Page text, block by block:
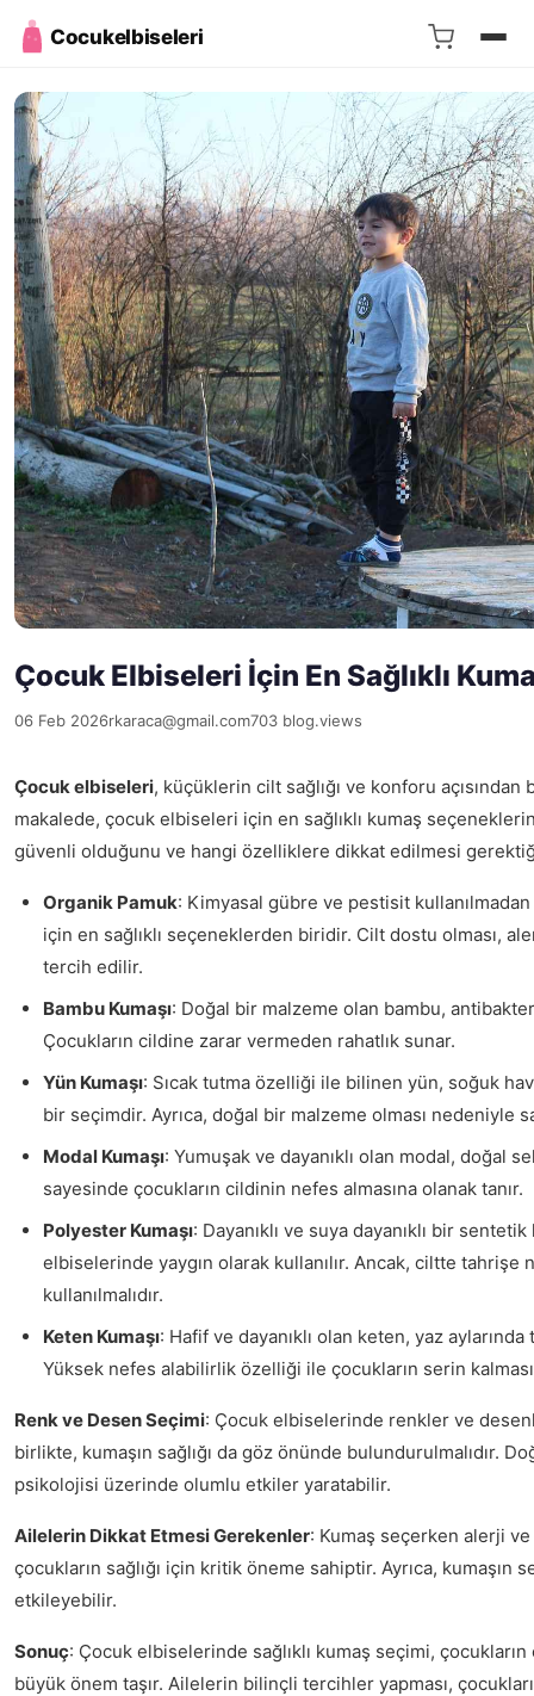
Cocukelbiseleri
Çocuk Elbiseleri İçin En Sağlıklı
06 Feb 2026rkaraca@gmail.com703 blog.views
Çocuk elbiseleri, küçüklerin cilt sağlığı ve konforu
makalede, çocuk elbiseleri için en sağlıklı kumaş
güvenli olduğunu ve hangi özelliklere dikkat edilmesi
Organik Pamuk: Kimyasal gübre ve pestisit
için en sağlıklı seçeneklerden biridir. Cilt dostu olması,
tercih edilir.
Bambu Kumaşı: Doğal bir malzeme olan bambu,
Çocukların cildine zarar vermeden rahatlık sunar.
Yün Kumaşı: Sıcak tutma özelliği ile bilinen yün, soğuk
bir seçimdir. Ayrıca, doğal bir malzeme olması nedeniyle
Modal Kumaşı: Yumuşak ve dayanıklı olan modal, doğal
sayesinde çocukların cildinin nefes almasına olanak tanır.
Polyester Kumaşı: Dayanıklı ve suya dayanıklı bir
elbiselerinde yaygın olarak kullanılır. Ancak, ciltte
kullanılmalıdır.
Keten Kumaşı: Hafif ve dayanıklı olan keten, yaz
Yüksek nefes alabilirlik özelliği ile çocukların serin
Renk ve Desen Seçimi: Çocuk elbiselerinde renkler ve
birlikte, kumaşın sağlığı da göz önünde bulundurulmalıdır.
psikolojisi üzerinde olumlu etkiler yaratabilir.
Ailelerin Dikkat Etmesi Gerekenler: Kumaş seçerken alerji
çocukların sağlığı için kritik öneme sahiptir. Ayrıca, kumaşın
etkileyebilir.
Sonuç: Çocuk elbiselerinde sağlıklı kumaş seçimi, çocukların
büyük önem taşır. Ailelerin bilinçli tercihler yapması,